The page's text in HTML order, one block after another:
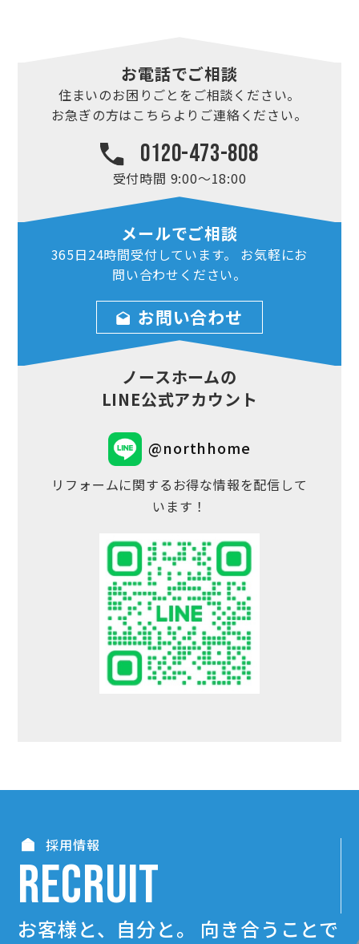
お電話でご相談
住まいのお困りごとを ご相談ください。
お急ぎの方はこちらより ご連絡ください。
0120-473-808
受付時間 9:00～18:00
メールでご相談
365日24時間受付しています。
お気軽にお
問い合わせ ください。
お問い合わせ
ノースホームの
LINE公式アカウント
@northhome
リフォームに関するお得な情報を配信して
います！
採用情報
RECRUIT
お客様と、自分と。
向き合うことで